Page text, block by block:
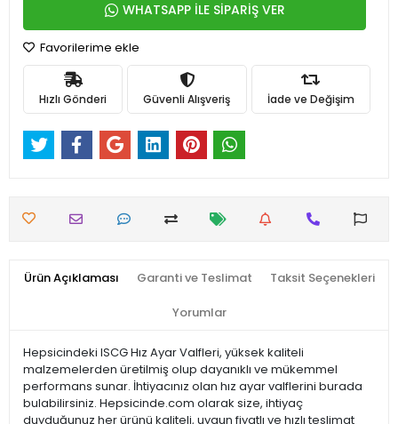
WHATSAPP İLE SİPARİŞ VER
Favorilerime ekle
Hızlı Gönderi Güvenli Alışveriş İade ve Değişim
Ürün Açıklaması Garanti ve Teslimat Taksit Seçenekleri
Yorumlar
Hepsicindeki ISCG Hız Ayar Valfleri, yüksek kaliteli
malzemelerden üretilmiş olup dayanıklı ve mükemmel
performans sunar. İhtiyacınız olan hız ayar valflerini burada
bulabilirsiniz. Hepsicinde.com olarak size, ihtiyaç
duyduğunuz her ürünü kaliteli, uygun fiyatlı ve hızlı teslimat